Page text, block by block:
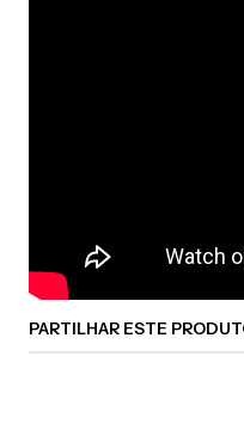
PARTILHAR ESTE